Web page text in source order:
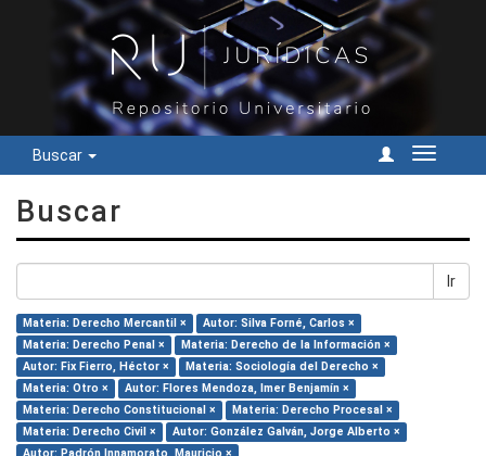
Buscar
Cambiar
Buscar
Ir
Materia: Derecho Mercantil ×
Autor: Silva Forné, Carlos ×
Materia: Derecho Penal ×
Materia: Derecho de la Información ×
Autor: Fix Fierro, Héctor ×
Materia: Sociología del Derecho ×
Materia: Otro ×
Autor: Flores Mendoza, Imer Benjamín ×
Materia: Derecho Constitucional ×
Materia: Derecho Procesal ×
Materia: Derecho Civil ×
Autor: González Galván, Jorge Alberto ×